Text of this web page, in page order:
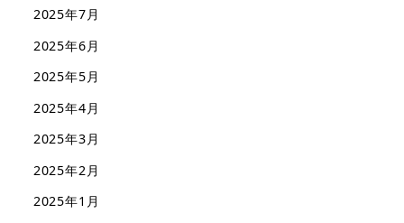
2025年7月
2025年6月
2025年5月
2025年4月
2025年3月
2025年2月
2025年1月